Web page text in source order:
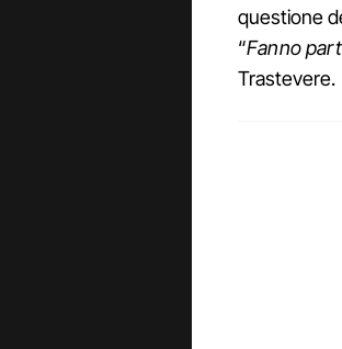
questione
“Fanno
Trastevere.